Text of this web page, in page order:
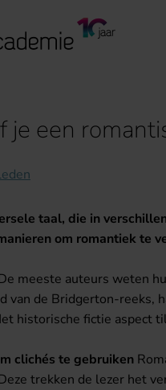
je een
taal, die in
om romantiek te
meeste auteurs weten
van de Bridgerton-reeks,
historische fictie aspect
clichés te gebruiken
trekken de lezer het